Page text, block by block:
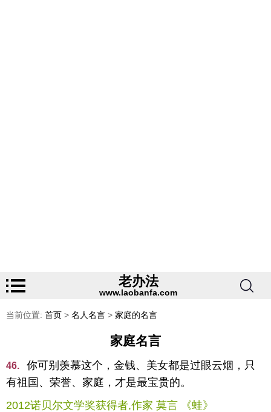
老办法
www.laobanfa.com
当前位置: 首页 > 名人名言 > 家庭的名言
家庭名言
46.
你可别羡慕这个，金钱、美女都是过眼云烟，只
有祖国、荣誉、家庭，才是最宝贵的。
2012诺贝尔文学奖获得者,作家 莫言 《蛙》